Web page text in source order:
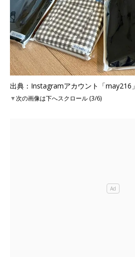
出典：Instagramアカウント「may216」
▼次の画像は下へスクロール (3/6)